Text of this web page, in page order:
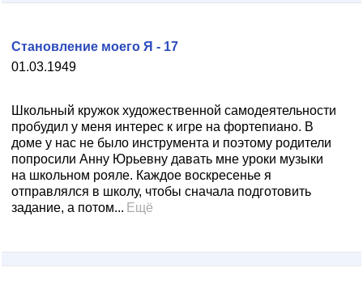
01.03.1949
Становление моего Я - 17
Школьный кружок художественной самодеятельности
пробудил у меня интерес к игре на фортепиано. В
доме у нас не было инструмента и поэтому родители
попросили Анну Юрьевну давать мне уроки музыки
на школьном рояле. Каждое воскресенье я
отправлялся в школу, чтобы сначала подготовить
задание, а потом... Ещё